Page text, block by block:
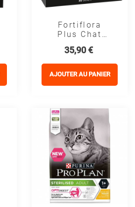
Fortiflora
Plus Chat
+
Prébiotiques
Chat - Pro
Prix
35,90 €
AJOUTER AU PANIER